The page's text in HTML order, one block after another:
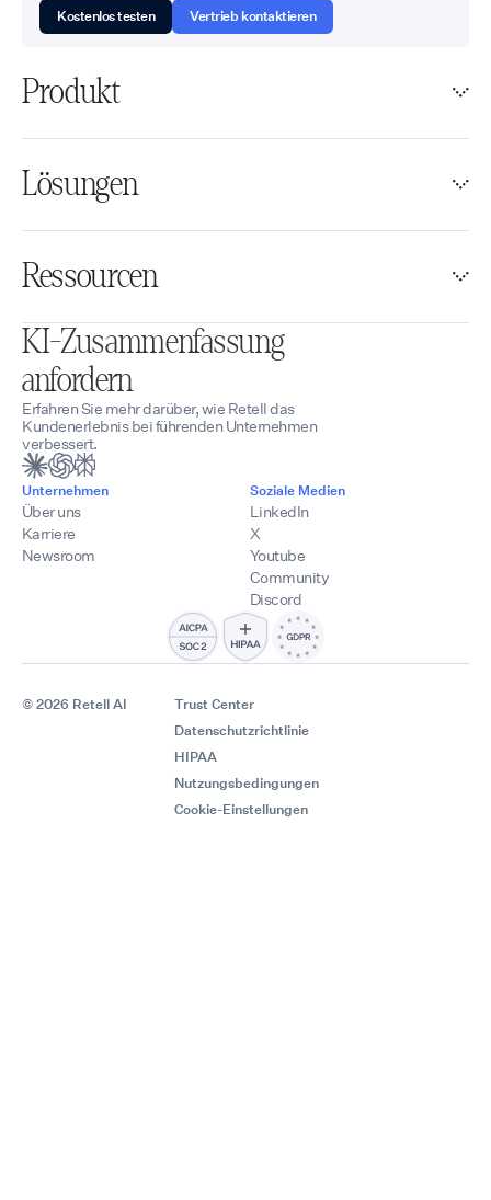
Kostenlos testen Vertrieb kontaktieren
Produkt
Lösungen
Ressourcen
KI-Zusammenfassung
anfordern
Erfahren Sie mehr darüber, wie Retell das
Kundenerlebnis bei führenden Unternehmen
verbessert.
Unternehmen
Über uns
Karriere
Newsroom
Soziale Medien
LinkedIn
X
Youtube
Community
Discord
© 2026 Retell AI
Trust Center
Datenschutzrichtlinie
HIPAA
Nutzungsbedingungen
Cookie-Einstellungen